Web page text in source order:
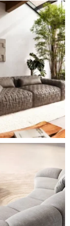
v domov. Domo
se budeš těšit
nebem.
pohovka je jen